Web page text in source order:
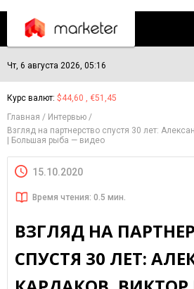
Чт, 6 августа 2026, 05:16
Курс валют: $44,60 , €51,45
Главная
Интервью
Взгляд на партнерство спустя 30 лет:
| Большая рыба — видео
15.10.2020
Время чтения: 0.5 мин.
ВЗГЛЯД НА
СПУСТЯ 30 ЛЕТ: